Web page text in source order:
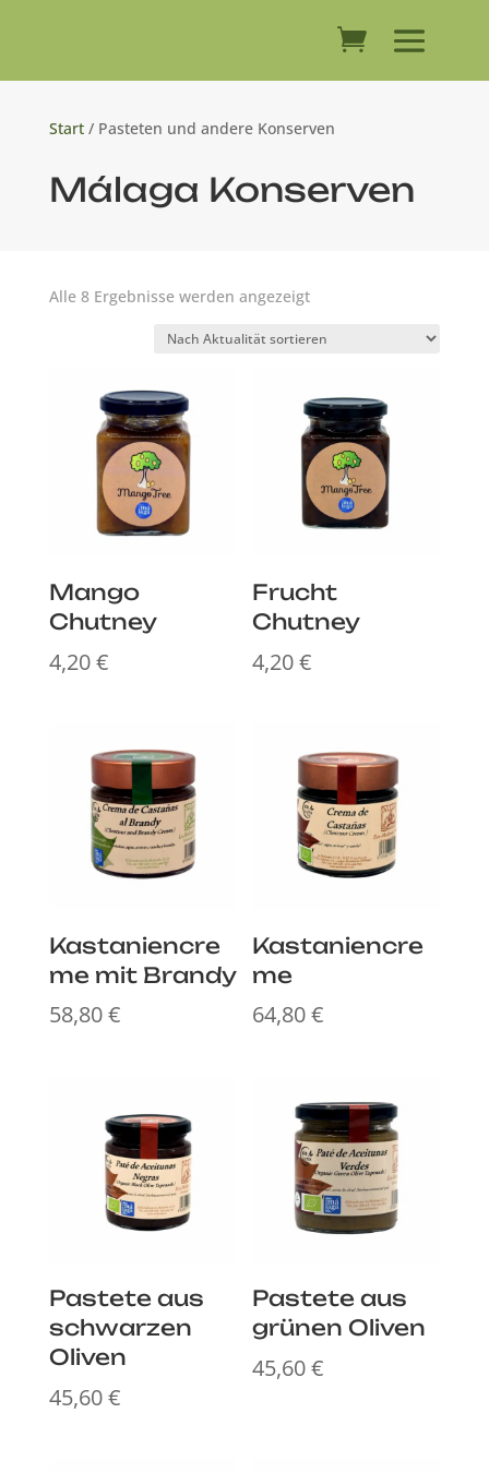
Start/ Pasteten und andere Konserven
Málaga Konserven
Alle 8 Ergebnisse werden angezeigtNach
sortiert
Mango
Chutney
4,20€
Frucht
Chutney
4,20€
Kastaniencre
me mit Brandy
58,80€
Kastaniencre
me
64,80€
Pastete aus
schwarzen
Oliven
45,60€
Pastete aus
grünen Oliven
45,60€